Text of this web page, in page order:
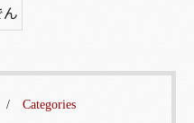
Categories